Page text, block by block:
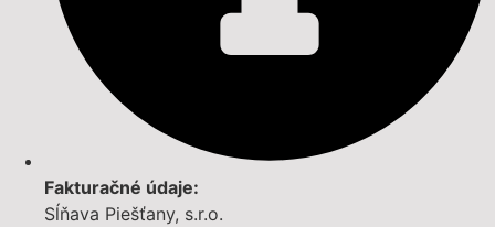
Fakturačné údaje:
Sĺňava Piešťany, s.r.o.